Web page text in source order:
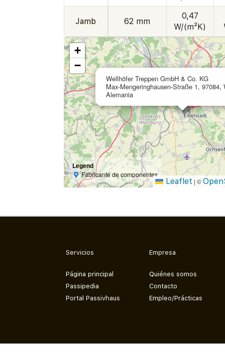
Jamb 62 mm
0,47
W/(m²K)
Wellhöfer Treppen GmbH & Co. KG
Max-Mengeringhausen-Straße 1, 97084,
Alemania
+
−
Legend
Fabricante de componentes
Leaflet | ©
Servicios
Página principal
Passipedia
Portal Passivhaus
Empresa
Quiénes somos
Contacto
Empleo/Prácticas